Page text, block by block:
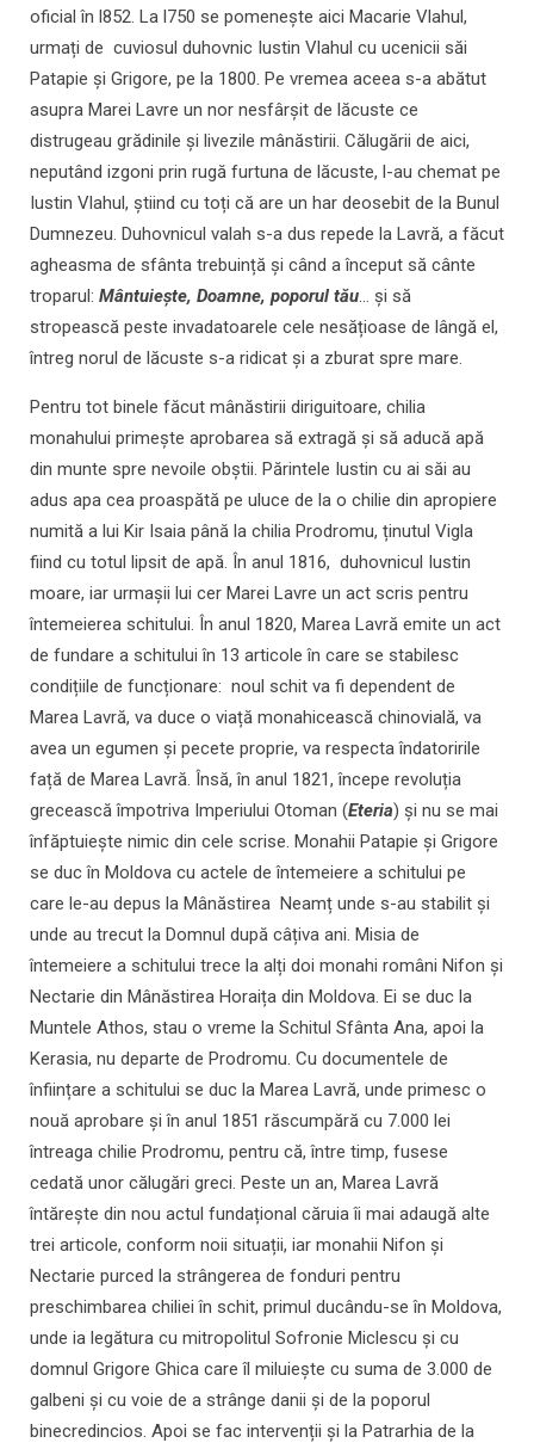
oficial în l852. La l750 se pomenește aici Macarie Vlahul,
urmați de cuviosul duhovnic Iustin Vlahul cu ucenicii săi
Patapie și Grigore, pe la 1800. Pe vremea aceea s-a abătut
asupra Marei Lavre un nor nesfârșit de lăcuste ce
distrugeau grădinile și livezile mânăstirii. Călugării de aici,
neputând izgoni prin rugă furtuna de lăcuste, l-au chemat pe
Iustin Vlahul, știind cu toți că are un har deosebit de la Bunul
Dumnezeu. Duhovnicul valah s-a dus repede la Lavră, a făcut
agheasma de sfânta trebuință și când a început să cânte
troparul: Mântuiește, Doamne, poporul tău… și să
stropească peste invadatoarele cele nesățioase de lângă el,
întreg norul de lăcuste s-a ridicat și a zburat spre mare.
Pentru tot binele făcut mânăstirii diriguitoare, chilia
monahului primește aprobarea să extragă și să aducă apă
din munte spre nevoile obștii. Părintele Iustin cu ai săi au
adus apa cea proaspătă pe uluce de la o chilie din apropiere
numită a lui Kir Isaia până la chilia Prodromu, ținutul Vigla
fiind cu totul lipsit de apă. În anul 1816, duhovnicul Iustin
moare, iar urmașii lui cer Marei Lavre un act scris pentru
întemeierea schitului. În anul 1820, Marea Lavră emite un act
de fundare a schitului în 13 articole în care se stabilesc
condițiile de funcționare: noul schit va fi dependent de
Marea Lavră, va duce o viață monahicească chinovială, va
avea un egumen și pecete proprie, va respecta îndatoririle
față de Marea Lavră. Însă, în anul 1821, începe revoluția
grecească împotriva Imperiului Otoman (Eteria) și nu se mai
înfăptuiește nimic din cele scrise. Monahii Patapie și Grigore
se duc în Moldova cu actele de întemeiere a schitului pe
care le-au depus la Mânăstirea Neamț unde s-au stabilit și
unde au trecut la Domnul după câțiva ani. Misia de
întemeiere a schitului trece la alți doi monahi români Nifon și
Nectarie din Mânăstirea Horaița din Moldova. Ei se duc la
Muntele Athos, stau o vreme la Schitul Sfânta Ana, apoi la
Kerasia, nu departe de Prodromu. Cu documentele de
înființare a schitului se duc la Marea Lavră, unde primesc o
nouă aprobare și în anul 1851 răscumpără cu 7.000 lei
întreaga chilie Prodromu, pentru că, între timp, fusese
cedată unor călugări greci. Peste un an, Marea Lavră
întărește din nou actul fundațional căruia îi mai adaugă alte
trei articole, conform noii situații, iar monahii Nifon și
Nectarie purced la strângerea de fonduri pentru
preschimbarea chiliei în schit, primul ducându-se în Moldova,
unde ia legătura cu mitropolitul Sofronie Miclescu și cu
domnul Grigore Ghica care îl miluiește cu suma de 3.000 de
galbeni și cu voie de a strânge danii și de la poporul
binecredincios. Apoi se fac intervenții și la Patrarhia de la